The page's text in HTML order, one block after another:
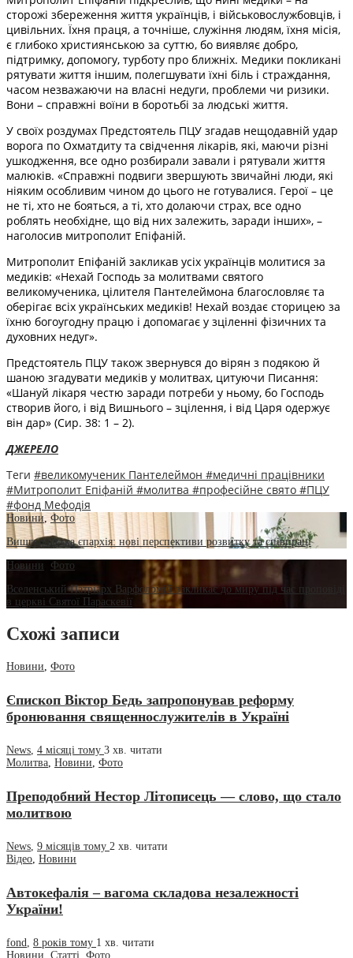
сторожі збереження життя українців, і військовослужбовців, і
цивільних. Їхня праця, а точніше, служіння людям, їхня місія,
є глибоко християнською за суттю, бо виявляє добро,
підтримку, допомогу, турботу про ближніх. Медики покликані
рятувати життя іншим, полегшувати їхні біль і страждання,
часом незважаючи на власні недуги, проблеми чи ризики.
Вони – справжні воїни в боротьбі за людські життя.
У своїх роздумах Предстоятель ПЦУ згадав нещодавній удар
ворога по Охматдиту та свідчення лікарів, які, маючи різні
ушкодження, все одно розбирали завали і рятували життя
малюків. «Справжні подвиги звершують звичайні люди, які
ніяким особливим чином до цього не готувалися. Герої – це
не ті, хто не бояться, а ті, хто долаючи страх, все одно
роблять необхідне, що від них залежить, заради інших», –
наголосив митрополит Епіфаній.
Митрополит Епіфаній закликав усіх українців молитися за
медиків: «Нехай Господь за молитвами святого
великомученика, цілителя Пантелеймона благословляє та
оберігає всіх українських медиків! Нехай воздає сторицею за
їхню богоугодну працю і допомагає у зціленні фізичних та
духовних недуг».
Предстоятель ПЦУ також звернувся до вірян з подякою й
шаною згадувати медиків у молитвах, цитуючи Писання:
«Шануй лікаря честю заради потреби у ньому, бо Господь
створив його, і від Вишнього – зцілення, і від Царя одержує
він дар» (Сир. 38: 1 – 2).
ДЖЕРЕЛО
Теги #великомученик Пантелеймон #медичні працівники
#Митрополит Епіфаній #молитва #професійне свято #ПЦУ
#фонд Мефодія
Новини ,Фото
Вишгородська єпархія: нові перспективи розвитку та співпраці
Новини
Фото
Вселенський Патріарх Варфоломій закликає до миру під час проповіді
в церкві Святої Параскевії
Схожі записи
Новини, Фото
Єпископ Віктор Бедь запропонував реформу
бронювання священнослужителів в Україні
News, 4 місяці тому 3 хв. читати
Молитва, Новини, Фото
Преподобний Нестор Літописець — слово, що стало
молитвою
News, 9 місяців тому 2 хв. читати
Відео, Новини
Автокефалія – вагома складова незалежності
України!
fond, 8 років тому 1 хв. читати
Новини, Статті, Фото